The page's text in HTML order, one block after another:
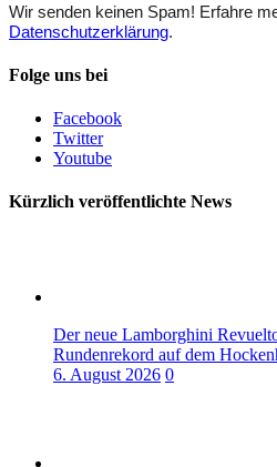
Wir senden keinen Spam! Erfahre
Datenschutzerklärung.
Folge uns bei
Facebook
Twitter
Youtube
Kürzlich veröffentlichte News
Der neue Lamborghini
Rundenrekord auf dem
6. August 2026 0